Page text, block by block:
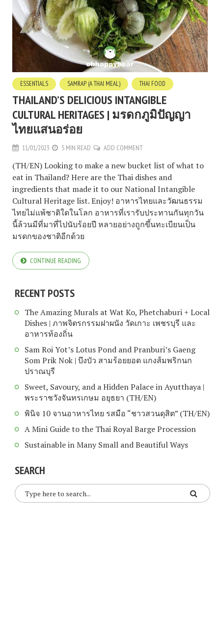
ESSENTIALS SAMRAP (A THAI MEAL) THAI FOOD
THAILAND’S DELICIOUS INTANGIBLE
CULTURAL HERITAGES | มรดกภูมิปัญญา
ไทยแสนอร่อย
11/01/2023 5 MIN READ ADD COMMENT
(TH/EN) Looking to make a new bucket list of what to
eat in Thailand? Here are the Thai dishes and
ingredients that made it to our National Intangible
Cultural Heritage list. Enjoy! อาหารไทยและวัฒนธรรม
ไทยไม่แพ้ชาติใดในโลก อาหารที่เรารับประทานกันทุกวัน
นี้ล้วนมีที่มาที่ไปนับร้อยปี หลายอย่างถูกขึ้นทะเบียนเป็น
มรดกของชาติอีกด้วย
CONTINUE READING
RECENT POSTS
The Amazing Murals at Wat Ko, Phetchaburi + Local
Dishes | ภาพจิตรกรรมฝาผนัง วัดเกาะ เพชรบุรี และ
อาหารท้องถิ่น
Sam Roi Yot’s Lotus Pond and Pranburi’s Gaeng
Som Prik Nok | บึงบัว สามร้อยยอด แกงส้มพริกนก
ปราณบุรี
Sweet, Savoury, and a Hidden Palace in Ayutthaya |
พระราชวังจันทรเกษม อยุธยา (TH/EN)
พินิจ 10 จานอาหารไทย รสมือ “ชาวสวนดุสิต” (TH/EN)
A Mini Guide to the Thai Royal Barge Procession
Sustainable in Many Small and Beautiful Ways
SEARCH